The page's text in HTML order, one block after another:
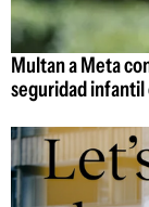
Multan a Meta
seguridad infantil